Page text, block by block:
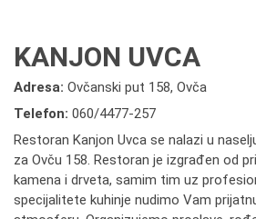
KANJON UVCA
Adresa: Ovčanski put 158, Ovča
Telefon: 060/4477-257
Restoran Kanjon Uvca se nalazi u
za Ovču 158. Restoran je izgrađen od
kamena i drveta, samim tim uz
specijalitete kuhinje nudimo Vam